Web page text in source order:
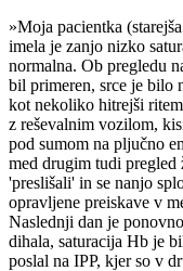
»Moja pacientka
imela je zanjo nizko
normalna. Ob pregledu
bil primeren, srce je bilo
kot nekoliko hitrejši
z reševalnim vozilom,
pod sumom na pljučno
med drugim tudi pregled
'preslišali' in se nanjo
opravljene preiskave v
Naslednji dan je
dihala, saturacija Hb je
poslal na IPP, kjer so v